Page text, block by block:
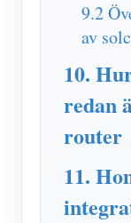
9.2
av
10.
redan
router
11.